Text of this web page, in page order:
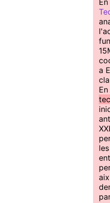
a